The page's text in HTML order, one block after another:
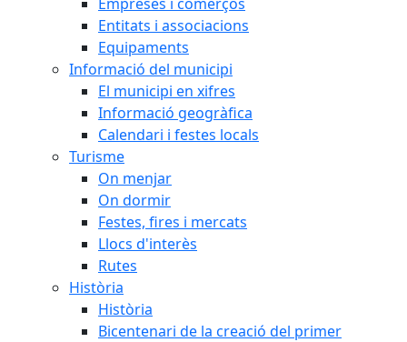
Entitats i associacions
Equipaments
Informació del municipi
El municipi en xifres
Informació geogràfica
Calendari i festes locals
Turisme
On menjar
On dormir
Festes, fires i mercats
Llocs d'interès
Rutes
Història
Història
Bicentenari de la creació del primer